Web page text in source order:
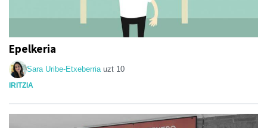
Epelkeria
Sara Uribe-Etxeberria uzt 10
IRITZIA